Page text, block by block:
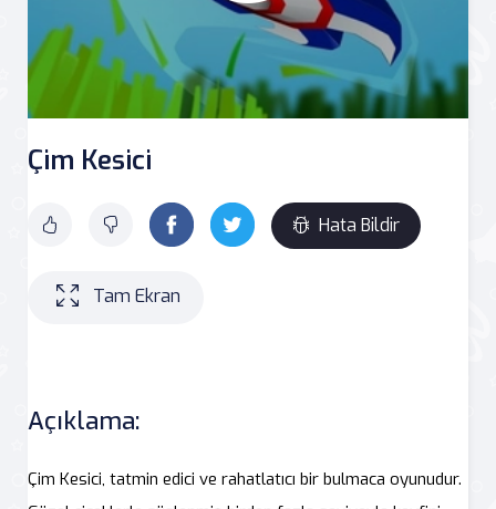
Çim Kesici
Hata Bildir
Tam Ekran
Açıklama:
Çim Kesici, tatmin edici ve rahatlatıcı bir bulmaca oyunudur.